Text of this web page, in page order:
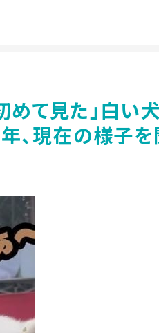
めて見た」白い
、現在の様子